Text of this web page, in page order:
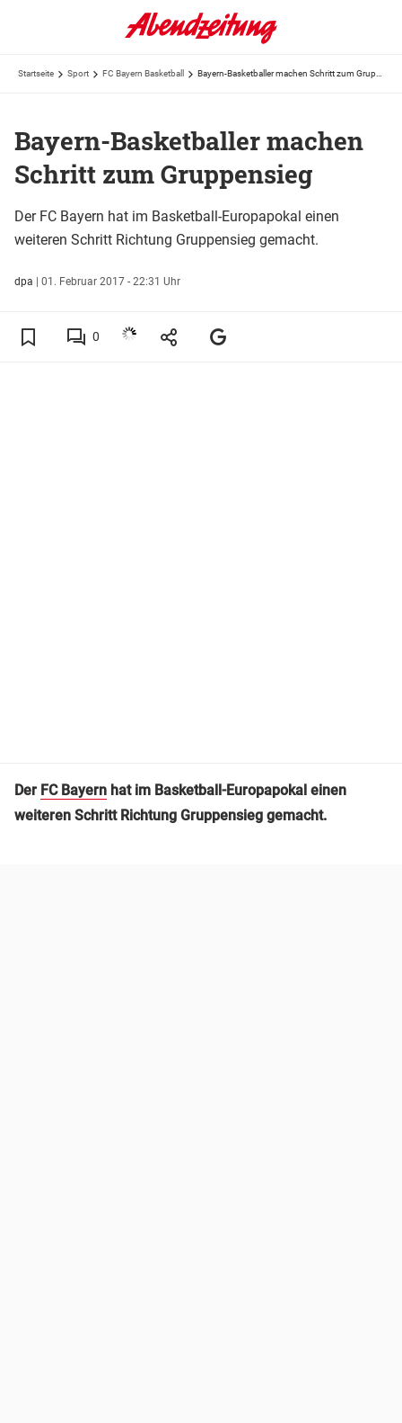
Startseite Sport FC Bayern Basketball
Bayern-Basketballer machen
Schritt zum Gruppensieg
Der FC Bayern hat im Basketball-Europapokal einen
weiteren Schritt Richtung Gruppensieg gemacht.
dpa | 01. Februar 2017 - 22:31 Uhr
0
Der FC Bayern hat im Basketball-Europapokal einen
weiteren Schritt Richtung Gruppensieg gemacht.